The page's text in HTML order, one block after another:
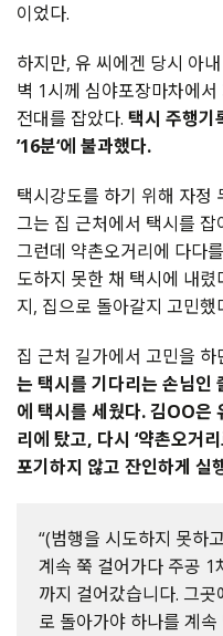
이었다.
하지만, 유 씨에겐 당시 아내
벽 1시께 심야포장마차에서
전대를 잡았다. 택시 주행기
’16분‘에 불과했다.
택시강도를 하기 위해 자정
그는 집 근처에서 택시를 잡
그런데 약촌오거리에 다다를
도하지 못한 채 택시에 내렸
지, 집으로 돌아갈지 고민했
집 근처 길가에서 고민을 하
는 택시를 기다리는 손님인
에 택시를 세웠다.김OO은
리에 탔고, 다시 ‘약촌오거
포기하지 않고 잔인하게 실
“(범행을 시도하지 못하
계속 쭉 걸어가다 주공 1
까지 걸어갔습니다. 그
로 돌아가야 하나를 계